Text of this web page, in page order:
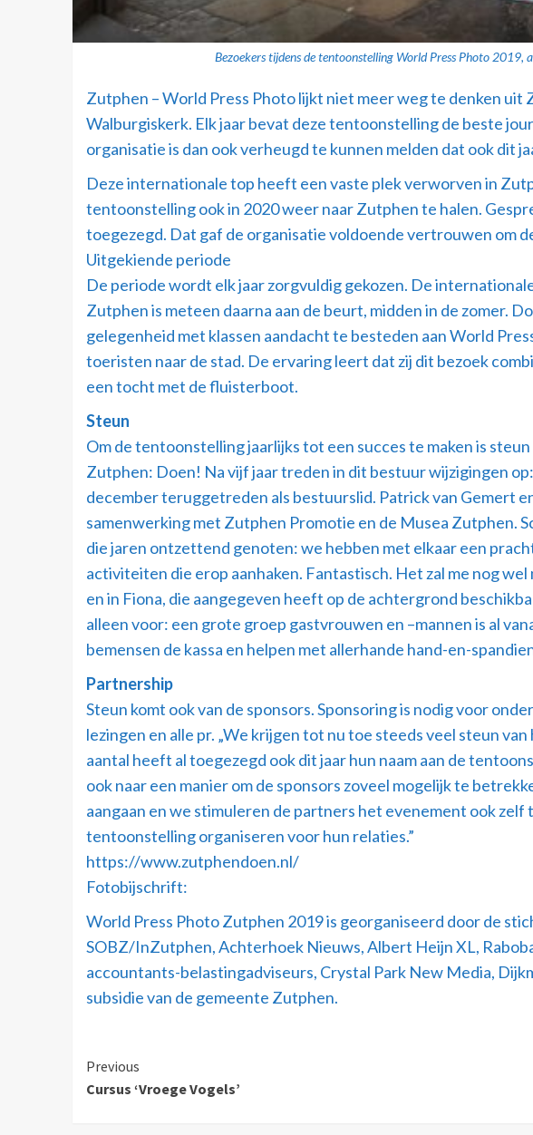
Bezoekers tijdens de tentoonstelling World Press Photo
Zutphen – World Press Photo lijkt niet meer weg te denken
Walburgiskerk. Elk jaar bevat deze tentoonstelling de beste
organisatie is dan ook verheugd te kunnen melden dat ook dit
Deze internationale top heeft een vaste plek verworven in
tentoonstelling ook in 2020 weer naar Zutphen te halen.
toegezegd. Dat gaf de organisatie voldoende vertrouwen om
Uitgekiende periode
De periode wordt elk jaar zorgvuldig gekozen. De
Zutphen is meteen daarna aan de beurt, midden in de zomer.
gelegenheid met klassen aandacht te besteden aan World
toeristen naar de stad. De ervaring leert dat zij dit bezoek
een tocht met de fluisterboot.
Steun
Om de tentoonstelling jaarlijks tot een succes te maken is
Zutphen: Doen! Na vijf jaar treden in dit bestuur wijzigingen
december teruggetreden als bestuurslid. Patrick van Gemert
samenwerking met Zutphen Promotie en de Musea Zutphen.
die jaren ontzettend genoten: we hebben met elkaar een
activiteiten die erop aanhaken. Fantastisch. Het zal me nog
en in Fiona, die aangegeven heeft op de achtergrond
alleen voor: een grote groep gastvrouwen en –mannen is al
bemensen de kassa en helpen met allerhande hand-en-
Partnership
Steun komt ook van de sponsors. Sponsoring is nodig voor
lezingen en alle pr. „We krijgen tot nu toe steeds veel steun
aantal heeft al toegezegd ook dit jaar hun naam aan de
ook naar een manier om de sponsors zoveel mogelijk te
aangaan en we stimuleren de partners het evenement ook
tentoonstelling organiseren voor hun relaties.”
https://www.zutphendoen.nl/
Fotobijschrift:
World Press Photo Zutphen 2019 is georganiseerd door de
SOBZ/InZutphen, Achterhoek Nieuws, Albert Heijn XL,
accountants-belastingadviseurs, Crystal Park New Media,
subsidie van de gemeente Zutphen.
Previous
Cursus ‘Vroege Vogels’